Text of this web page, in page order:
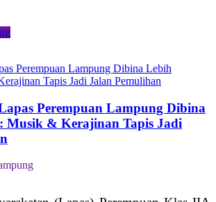
Perempuan Lampung Dibina
Musik & Kerajinan Tapis Jadi